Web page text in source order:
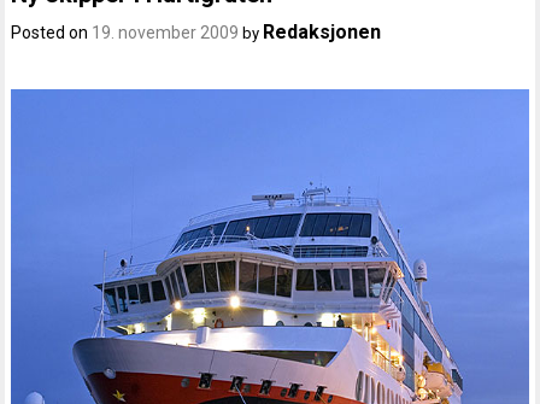
Posted on 19. november 2009 by Redaksjonen